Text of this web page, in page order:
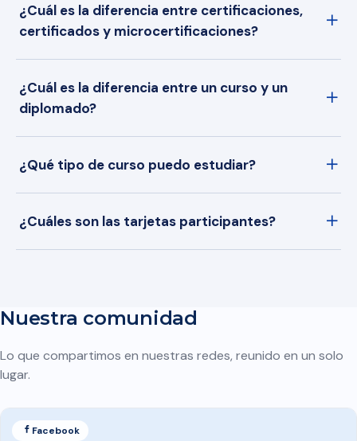
¿Cuál es la diferencia entre certificaciones,
certificados y microcertificaciones?
¿Cuál es la diferencia entre un curso y un
diplomado?
¿Qué tipo de curso puedo estudiar?
¿Cuáles son las tarjetas participantes?
Nuestra comunidad
Lo que compartimos en nuestras redes, reunido en un solo
lugar.
Facebook